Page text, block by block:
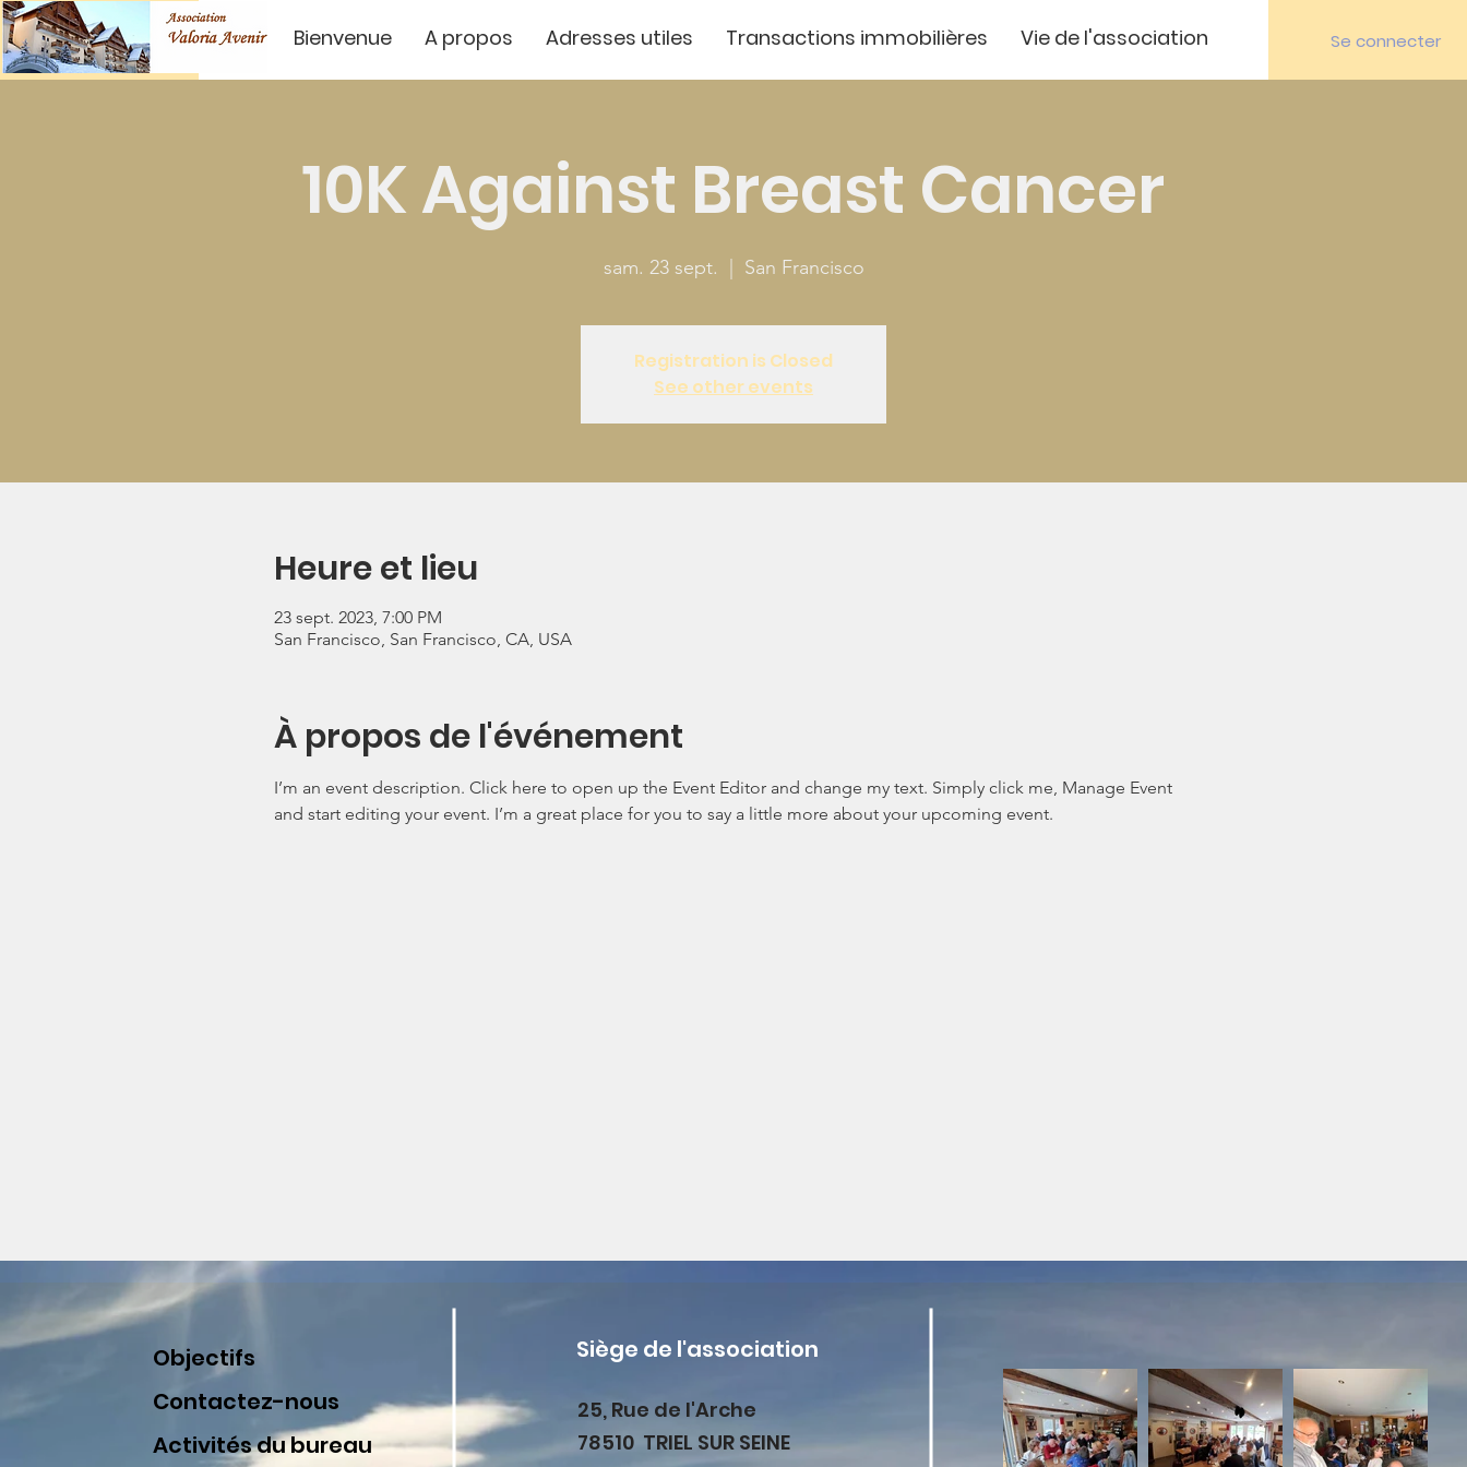
Bienvenue A propos Adresses utiles Transactions immobilières Vie de l'association Se connecter
10K Against Breast Cancer
sam. 23 sept. San Francisco
Registration is Closed
See other events
Heure et lieu
23 sept. 2023, 7:00 PM
San Francisco, San Francisco, CA, USA
À propos de l'événement
I’m an event description. Click here to open up the Event Editor and change my text. Simply click me, Manage Event
and start editing your event. I’m a great place for you to say a little more about your upcoming event.
Objectifs
Contactez-nous
Activités du bureau
Siège de l'association
25, Rue de l'Arche
78510 TRIEL SUR SEINE